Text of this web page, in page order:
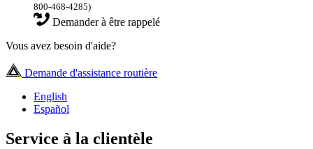
800-468-4285)
Demander à être rappelé
Vous avez besoin d'aide?
Demande d'assistance routière
English
Español
Service à la clientèle